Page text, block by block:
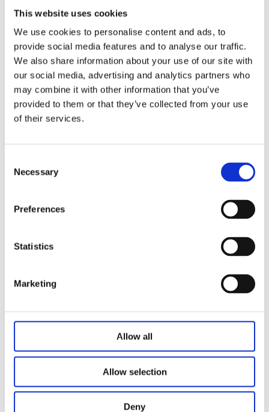
This website uses cookies
We use cookies to personalise content and ads, to
provide social media features and to analyse our traffic.
We also share information about your use of our site with
our social media, advertising and analytics partners who
may combine it with other information that you’ve
provided to them or that they’ve collected from your use
of their services.
Selection
Necessary
Preferences
Statistics
Marketing
Allow all
Allow selection
Deny
Verwandte Produkte